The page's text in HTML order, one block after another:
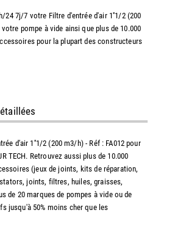
24 7j/7 votre Filtre d'entrée d'air 1''1/2 (200
pompe à vide ainsi que plus de 10.000
pour la plupart des constructeurs
d'air 1''1/2 (200 m3/h) - Réf : FA012 pour
TECH. Retrouvez aussi plus de 10.000
(jeux de joints, kits de réparation,
joints, filtres, huiles, graisses,
de 20 marques de pompes à vide ou de
jusqu'à 50% moins cher que les